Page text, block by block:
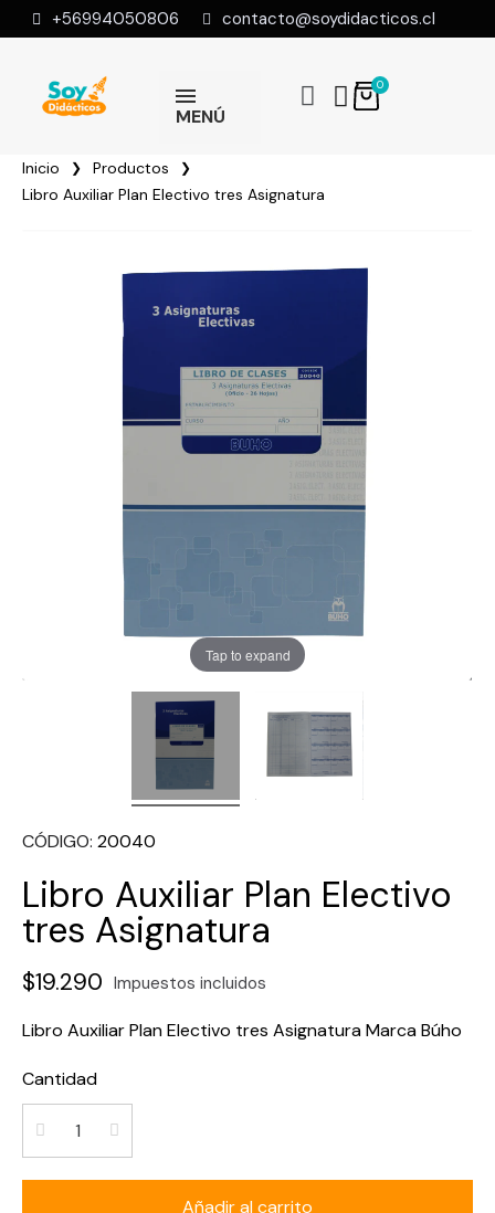
+56994050806 contacto@soydidacticos.cl
MENÚ
Inicio
Productos
Libro Auxiliar Plan Electivo tres Asignatura
Tap to expand
CÓDIGO 20040
Libro Auxiliar Plan Electivo
tres Asignatura
$19.290 Impuestos incluidos
Libro Auxiliar Plan Electivo tres Asignatura Marca Búho
Cantidad
Añadir al carrito